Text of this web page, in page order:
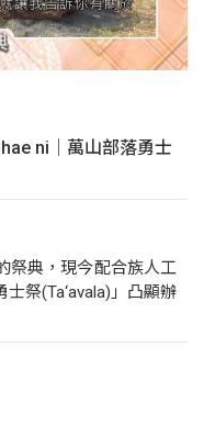
ni｜萬山部落勇士
祭典，現今配合族人工
祭(Ta‘avala)」凸顯辦